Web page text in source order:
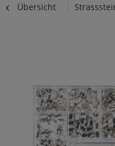
Übersicht